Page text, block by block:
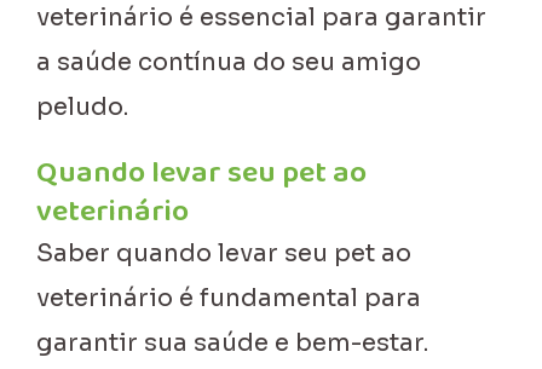
veterinário é essencial para garantir
a saúde contínua do seu amigo
peludo.
Quando levar seu pet ao
veterinário
Saber quando levar seu pet ao
veterinário é fundamental para
garantir sua saúde e bem-estar.